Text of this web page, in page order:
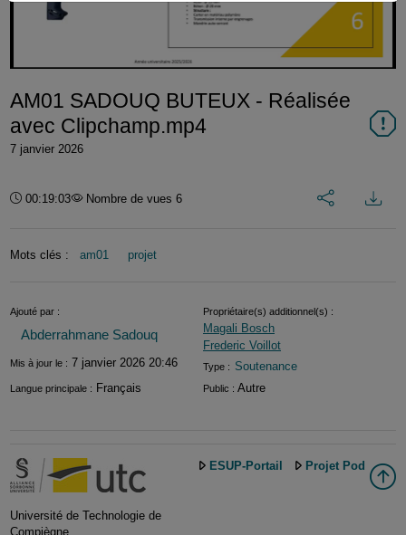
la
vidéo
AM01 SADOUQ BUTEUX ‐ Réalisée
avec Clipchamp.mp4
7 janvier 2026
Durée :
00:19:03 Nombre de vues 6 Intégrer/
Mots clés : am01 projet
Informations
Ajouté par :
Abderrahmane Sadouq
Propriétaire(s) additionnel(s) :
Magali Bosch
Frederic Voillot
Mis à jour le : 7 janvier 2026 20:46 Type : Soutenance
Langue principale : Français Public : Autre
Université de Technologie de
Compiègne
ESUP-Portail Projet Pod